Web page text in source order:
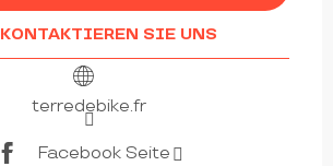
KONTAKTIEREN SIE UNS
terredebike.fr
Facebook Seite